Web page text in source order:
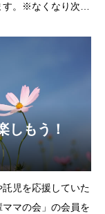
。※なくなり次第
しもう！
児を応援していた
マの会」の会員を